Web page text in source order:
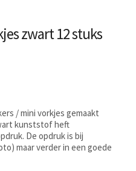
zwart 12 stuks
/ mini vorkjes gemaakt
kunststof heft
De opdruk is bij
maar verder in een goede